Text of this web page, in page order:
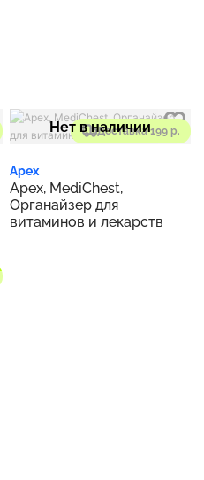
Доставка 199 р.
Нет в наличии
Apex
Apex, MediChest,
Органайзер для
витаминов и лекарств